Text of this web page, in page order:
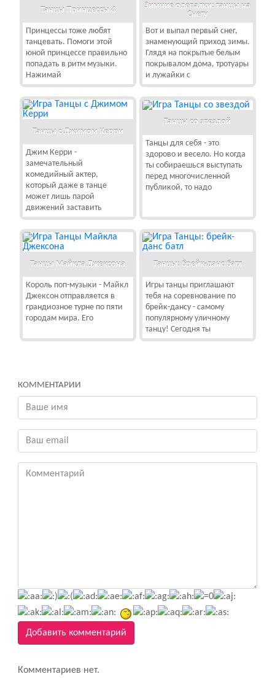
Танцы Принцессы 4
Принцессы тоже любят
танцевать. Помоги этой
юной принцессе правильно
попадать в ритм музыки.
Нажимай
Зимние одевалки: танцы на
Снегу
Вот и выпал первый снег,
знаменующий приход зимы.
Глядя на покрытые белым
покрывалом дома, тротуары
и лужайки с
Танцы с Джимом Керри
Джим Керри -
замечательный
комедийный актер,
который даже в танце
может лишь парой
движений заставить
Танцы со звездой
Танцы для себя - это
здорово и весело. Но когда
ты собираешься выступать
перед многочисленной
публикой, то надо
Танцы Майкла Джексона
Король поп-музыки - Майкл
Джексон отправляется в
грандиозное турне по пяти
городам мира. Его
Танцы: брейк-данс батл
Игры танцы приглашают
тебя на соревнование по
брейк-дансу - самому
популярному уличному
танцу! Сегодня ты
КОММЕНТАРИИ
Добавить комментарий
Комментариев нет.